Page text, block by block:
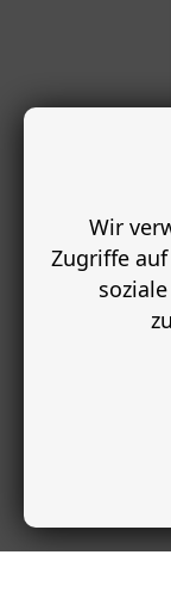
Wir
Zugriffe